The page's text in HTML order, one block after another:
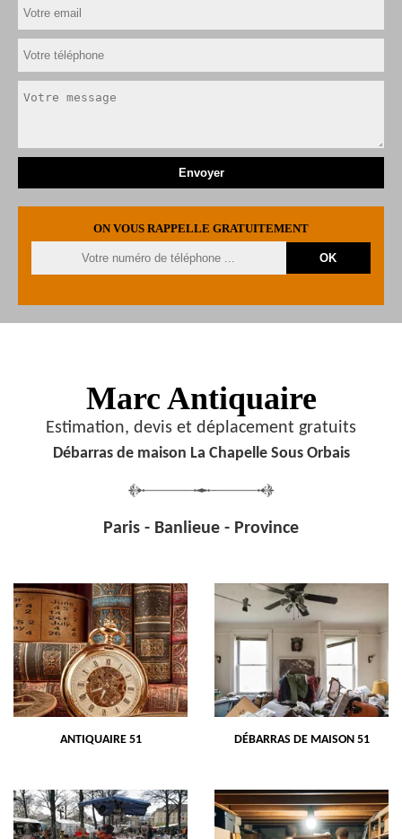
ON VOUS RAPPELLE GRATUITEMENT
Marc Antiquaire
Estimation, devis et déplacement gratuits
Débarras de maison La Chapelle Sous Orbais
Paris - Banlieue - Province
ANTIQUAIRE 51 DÉBARRAS DE MAISON 51